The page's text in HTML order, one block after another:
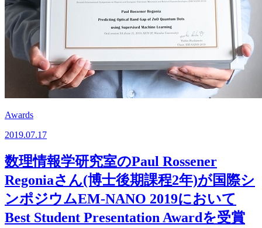
Awards
2019.07.17
数理情報学研究室のPaul Rossener
Regoniaさん(博士後期課程2年)が国際シ
ンポジウムEM-NANO 2019において
Best Student Presentation Awardを受賞